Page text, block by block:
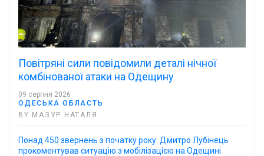
Повітряні сили повідомили деталі нічної
комбінованої атаки на Одещину
09 серпня 2026
ОДЕСЬКА ОБЛАСТЬ
BY МАЗУР НАТАЛЯ
Понад 450 звернень з початку року: Дмитро Лубінець
прокоментував ситуацію з мобілізацією на Одещині